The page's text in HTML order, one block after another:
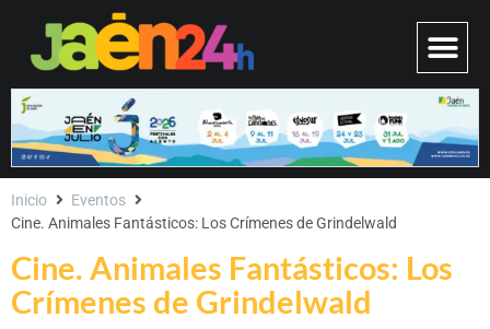
Cine. Animales Fantásticos: Los
Crímenes de Grindelwald
Inicio
Eventos
Cine. Animales Fantásticos: Los Crímenes de Grindelwald